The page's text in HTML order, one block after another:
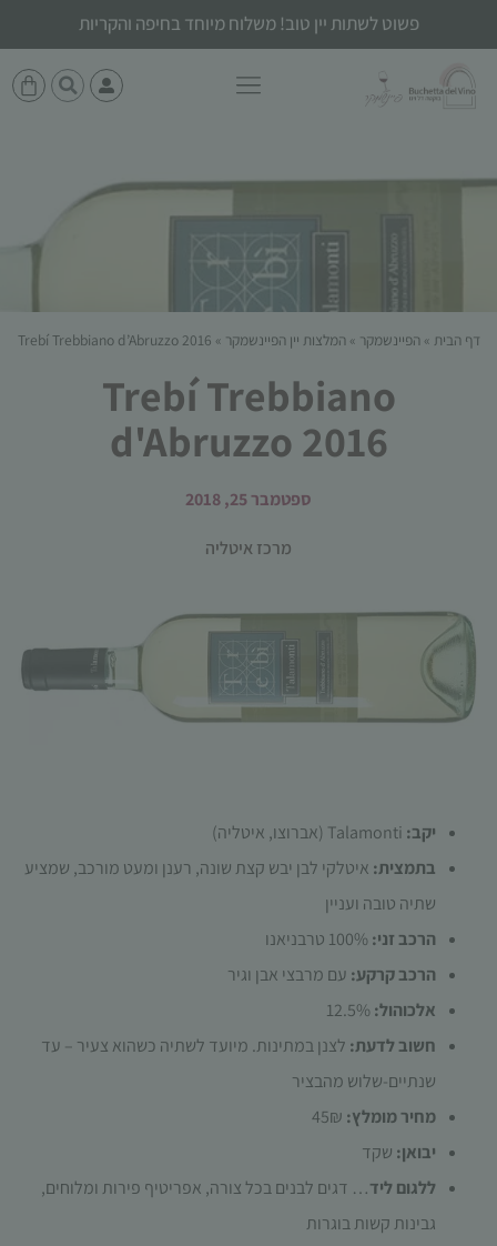
פשוט לשתות יין טוב! משלוח מיוחד בחיפה והקריות
דף הבית »הפיינשמקר »המלצות יין הפיינשמקר »
Trebí Trebbiano d’Abruzzo 2016
Trebí Trebbiano
d'Abruzzo 2016
ספטמבר 25, 2018
מרכז איטליה
יקב:
בתמצית: איטלקי לבן יבש קצת שונה, רענן ומעט מורכב, שמציע
שתיה טובה ועניין
הרכב זני:
הרכב קרקע: עם מרבצי אבן וגיר
אלכוהול: 12.5%
חשוב לדעת: לצנן במתינות. מיועד לשתיה כשהוא צעיר – עד
שנתיים-שלוש מהבציר
מחיר מומלץ:
יבואן: שקד
ללגום ליד… דגים לבנים בכל צורה, אפריטיף פירות ומלוחים,
גבינות קשות בוגרות
הכרחי
קובצי
האתר.
בהתבסס על
חוויית
משתמש